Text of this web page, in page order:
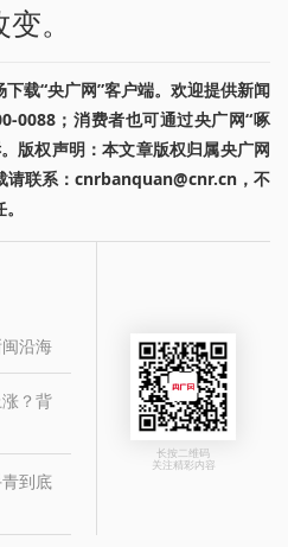
。
载“央广网”客户端。欢迎提供新闻
0088；消费者也可通过央广网“啄
版权声明：本文章版权归属央广网
请联系：cnrbanquan@cnr.cn，不
沿海
？背
到底
长按二维码
关注精彩内容